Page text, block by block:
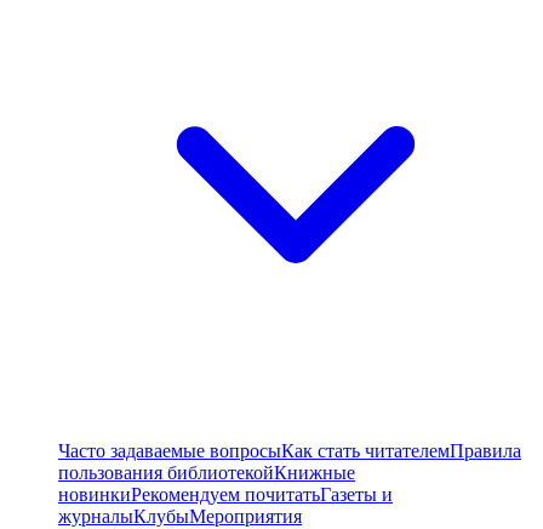
Часто задаваемые вопросыКак стать читателемПравила
пользования библиотекойКнижные
новинкиРекомендуем почитатьГазеты и
журналыКлубыМероприятия